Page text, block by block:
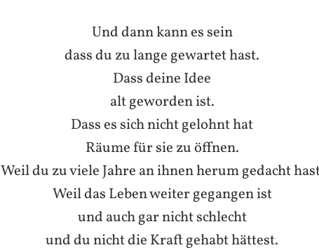
Und dann kann es sein
dass du zu lange gewartet hast.
Dass deine Idee
alt geworden ist.
Dass es sich nicht gelohnt hat
Räume für sie zu öffnen.
Weil du zu viele Jahre an ihnen herum gedacht
Weil das Leben weiter gegangen ist
und auch gar nicht schlecht
und du nicht die Kraft gehabt hättest.